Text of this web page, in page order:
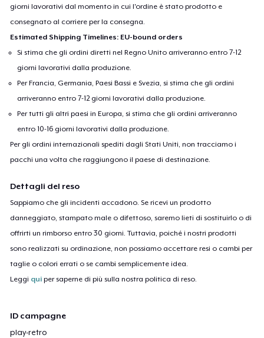
giorni lavorativi dal momento in cui l'ordine è stato prodotto e
consegnato al corriere per la consegna.
Estimated Shipping Timelines: EU-bound orders
Si stima che gli ordini diretti nel Regno Unito arriveranno entro 7-12
giorni lavorativi dalla produzione.
Per Francia, Germania, Paesi Bassi e Svezia, si stima che gli ordini
arriveranno entro 7-12 giorni lavorativi dalla produzione.
Per tutti gli altri paesi in Europa, si stima che gli ordini arriveranno
entro 10-16 giorni lavorativi dalla produzione.
Per gli ordini internazionali spediti dagli Stati Uniti, non tracciamo i
pacchi una volta che raggiungono il paese di destinazione.
Dettagli del reso
Sappiamo che gli incidenti accadono. Se ricevi un prodotto
danneggiato, stampato male o difettoso, saremo lieti di sostituirlo o di
offrirti un rimborso entro 30 giorni. Tuttavia, poiché i nostri prodotti
sono realizzati su ordinazione, non possiamo accettare resi o cambi per
taglie o colori errati o se cambi semplicemente idea.
Leggi qui per saperne di più sulla nostra politica di reso.
ID campagne
play-retro